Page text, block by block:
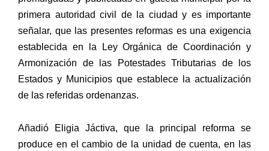
primera autoridad civil de la ciudad y es importante
señalar, que las presentes reformas es una exigencia
establecida en la Ley Orgánica de Coordinación y
Armonización de las Potestades Tributarias de los
Estados y Municipios que establece la actualización
de las referidas ordenanzas.
Añadió Eligia Jáctiva, que la principal reforma se
produce en el cambio de la unidad de cuenta, en las